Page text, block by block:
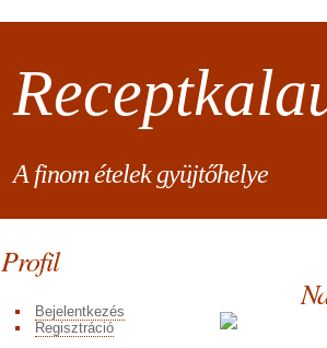
A finom ételek gyüjtőhelye
Profil
Bejelentkezés
Regisztráció